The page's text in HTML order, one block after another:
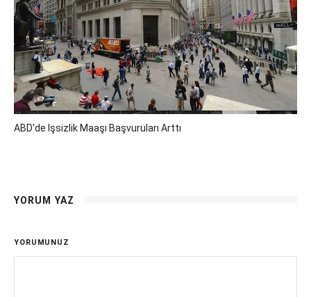
ABD'de Işsizlik Maaşı Başvuruları Arttı
YORUM YAZ
YORUMUNUZ